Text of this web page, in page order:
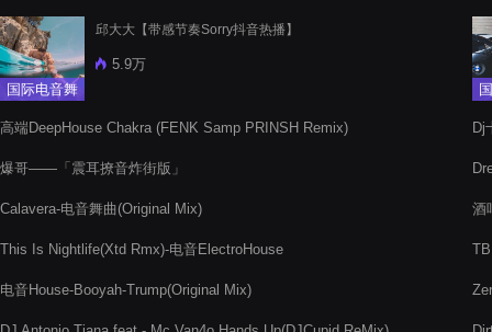
国际电音舞
邱大大【带感节奏Sorry抖音热播】
5.9万
高端DeepHouse Chakra (FENK Samp PRINSH Remix)
爆哥——「震耳撩音炸街版」
Calavera-电音舞曲(Original Mix)
This Is Nightlife(Xtd Rmx)-电音ElectroHouse
电音House-Booyah-Trump(Original Mix)
Dj
酒